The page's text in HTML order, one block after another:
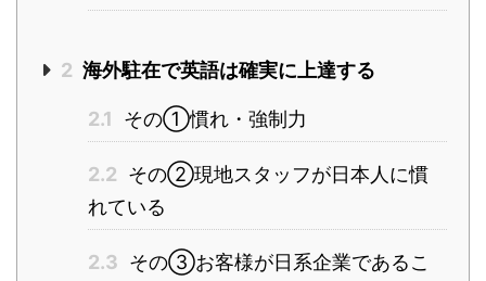
2 海外駐在で英語は確実に上達する
2.1 その①慣れ・強制力
2.2 その②現地スタッフが日本人に慣
れている
2.3 その③お客様が日系企業であるこ